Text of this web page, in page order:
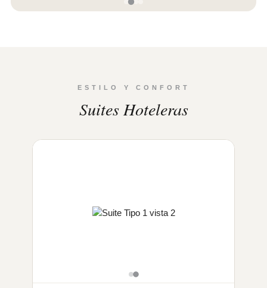
ESTILO Y CONFORT
Suites Hoteleras